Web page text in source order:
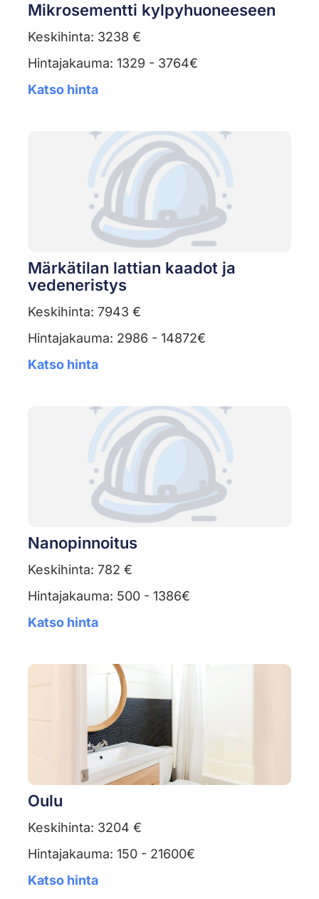
Mikrosementti kylpyhuoneeseen
Keskihinta: 3238 €
Hintajakauma: 1329 - 3764€
Katso hinta
Märkätilan lattian kaadot ja
vedeneristys
Keskihinta: 7943 €
Hintajakauma: 2986 - 14872€
Katso hinta
Nanopinnoitus
Keskihinta: 782 €
Hintajakauma: 500 - 1386€
Katso hinta
Oulu
Keskihinta: 3204 €
Hintajakauma: 150 - 21600€
Katso hinta